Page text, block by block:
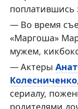
поплатившись
Во время
«Маргоша»
мужем,
Актеры
Колесниченко
сериалу,
родителями